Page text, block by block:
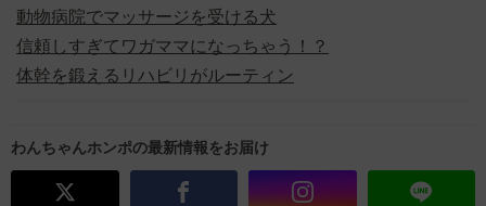
動物病院でマッサージを受ける犬
信頼しすぎてワガママになっちゃう！？
体幹を鍛えるリハビリがルーティン
わんちゃんホンポの最新情報をお届け